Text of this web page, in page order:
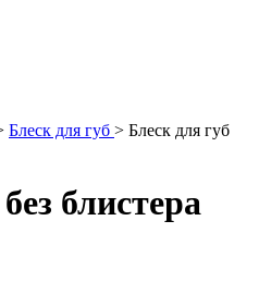
Блеск для губ > Блеск для губ
блистера